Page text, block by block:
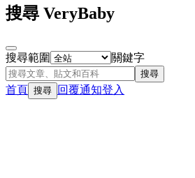
搜尋 VeryBaby
搜尋範圍 關鍵字
搜尋
首頁 搜尋 回覆通知登入